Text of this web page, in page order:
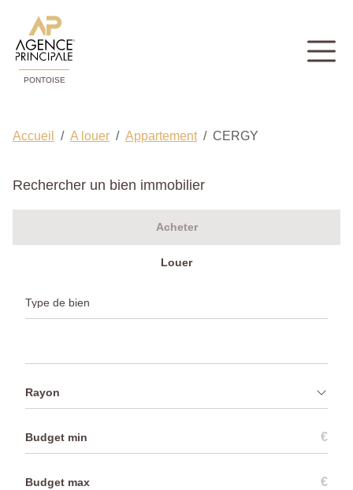
PONTOISE
Accueil A louer Appartement CERGY
Rechercher un bien immobilier
Acheter
Louer
Rayon
€
€